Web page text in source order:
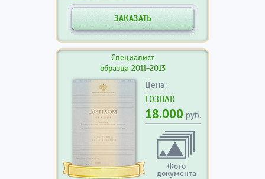
ЗАКАЗАТЬ
Специалист
образца 2011-2013
Цена:
ГОЗНАК
18.000 руб.
Фото
документа